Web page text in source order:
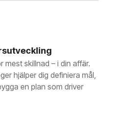
mest skillnad – i din affär.
hjälper dig definiera mål,
en plan som driver